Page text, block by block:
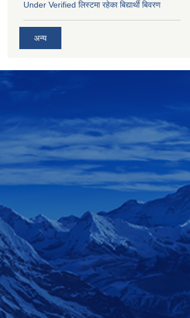
Under Verified लिस्टमा रहेका बिद्यार्थी बिवरण
अन्य